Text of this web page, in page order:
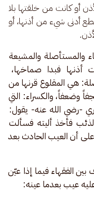
أو كانت من خلقتها بلا
أدنى شيء من أذنها، أو
والمستأصلة والمشيعة
أذنها فبدا صماخها،
هي المقلوع قرنها من
وضعفاً، والكسراء: التي
-رضي الله عنه- يقول:
فأخذ أليته فسألت
أن العيب الحادث بعد
الفقهاء فيما إذا عيّن
عيب بعدما عينه: